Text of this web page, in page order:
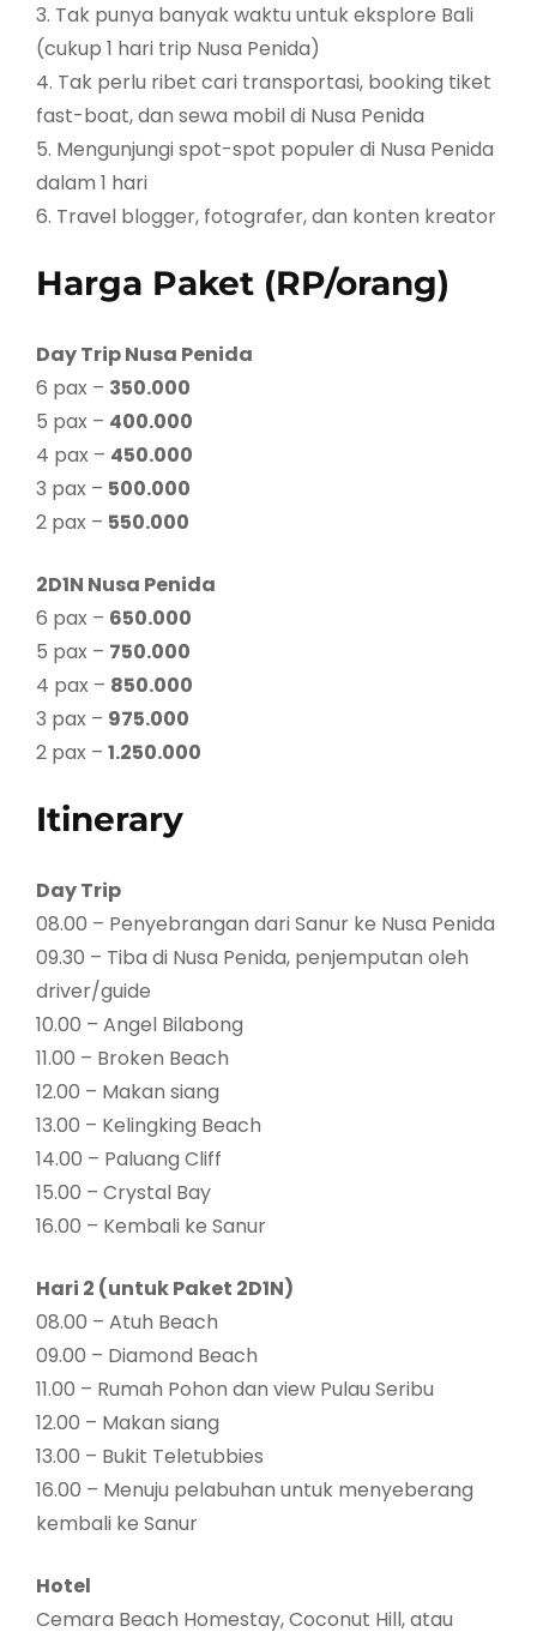
3. Tak punya banyak waktu untuk eksplore Bali
(cukup 1 hari trip Nusa Penida)
4. Tak perlu ribet cari transportasi, booking tiket
fast-boat, dan sewa mobil di Nusa Penida
5. Mengunjungi spot-spot populer di Nusa Penida
dalam 1 hari
6. Travel blogger, fotografer, dan konten kreator
Harga Paket (RP/orang)
Day Trip Nusa Penida
6 pax – 350.000
5 pax – 400.000
4 pax – 450.000
3 pax – 500.000
2 pax – 550.000
2D1N Nusa Penida
6 pax – 650.000
5 pax – 750.000
4 pax – 850.000
3 pax – 975.000
2 pax – 1.250.000
Itinerary
Day Trip
08.00 – Penyebrangan dari Sanur ke Nusa Penida
09.30 – Tiba di Nusa Penida, penjemputan oleh
driver/guide
10.00 – Angel Bilabong
11.00 – Broken Beach
12.00 – Makan siang
13.00 – Kelingking Beach
14.00 – Paluang Cliff
15.00 – Crystal Bay
16.00 – Kembali ke Sanur
Hari 2 (untuk Paket 2D1N)
08.00 – Atuh Beach
09.00 – Diamond Beach
11.00 – Rumah Pohon dan view Pulau Seribu
12.00 – Makan siang
13.00 – Bukit Teletubbies
16.00 – Menuju pelabuhan untuk menyeberang
kembali ke Sanur
Hotel
Cemara Beach Homestay, Coconut Hill, atau